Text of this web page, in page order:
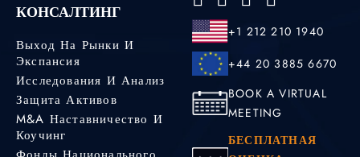
КОНСАЛТИНГ
Выход На Рынки И
Экспансия
Исследования И Анализ
Защита Активов
M&A Наставничество И
Коучинг
+1 212 210 1940
+44 20 3885 6670
BOOK A VIRTUAL
MEETING
БЕСПЛАТНАЯ